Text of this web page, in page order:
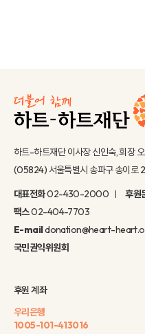
하트-하트재단 이사장 신인숙, 회장
(05824) 서울특별시 송파구 송이로
대표전화02-430-2000 후원
팩스02-404-7703
E-maildonation@heart-
국민권익위원회
후원 계좌
우리은행
1005-101-413016